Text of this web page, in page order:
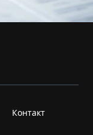
Контакт